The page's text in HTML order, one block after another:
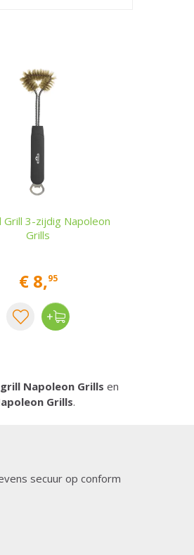
Grill 3-zijdig Napoleon
Grills
€ 8,95
Napoleon Grills en
Grills.
secuur op conform